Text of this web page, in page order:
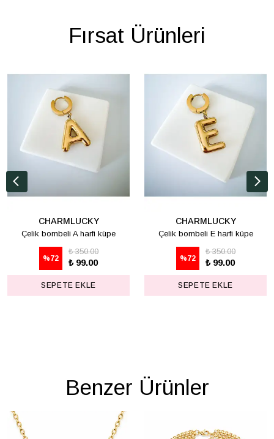
Fırsat Ürünleri
CHARMLUCKY
Çelik bombeli A harfi küpe
%72
₺ 350.00
₺ 99.00
SEPETE EKLE
CHARMLUCKY
Çelik bombeli E harfi küpe
%72
₺ 350.00
₺ 99.00
SEPETE EKLE
Benzer Ürünler